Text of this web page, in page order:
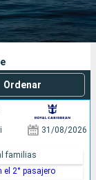
Ordenar
31/08/2026
familias
el 2° pasajero